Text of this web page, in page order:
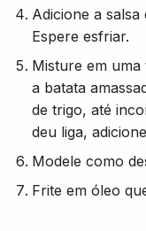
Adicione a
Espere esfriar.
Misture em
a batata
de trigo, até
deu liga,
Modele como
Frite em óleo